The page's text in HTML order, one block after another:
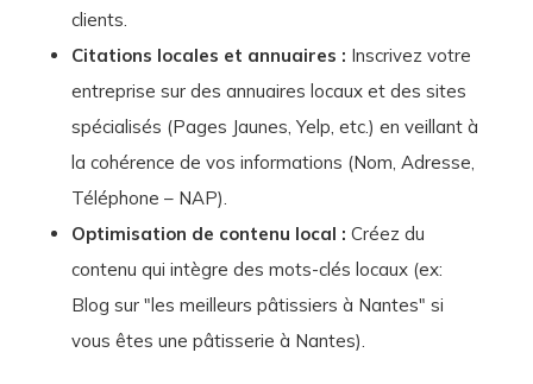
clients.
Citations locales et annuaires : Inscrivez votre
entreprise sur des annuaires locaux et des sites
spécialisés (Pages Jaunes, Yelp, etc.) en veillant à
la cohérence de vos informations (Nom, Adresse,
Téléphone – NAP).
Optimisation de contenu local : Créez du
contenu qui intègre des mots-clés locaux (ex:
Blog sur "les meilleurs pâtissiers à Nantes" si
vous êtes une pâtisserie à Nantes).